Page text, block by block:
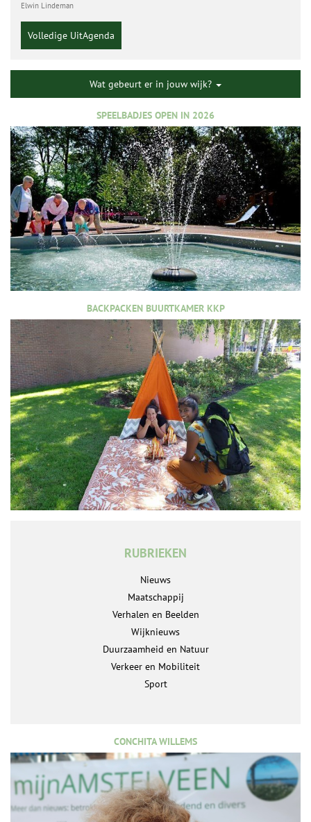
Elwin Lindeman
Volledige UitAgenda
Wat gebeurt er in jouw wijk?
SPEELBADJES OPEN IN 2026
BACKPACKEN BUURTKAMER KKP
RUBRIEKEN
Nieuws
Maatschappij
Verhalen en Beelden
Wijknieuws
Duurzaamheid en Natuur
Verkeer en Mobiliteit
Sport
CONCHITA WILLEMS